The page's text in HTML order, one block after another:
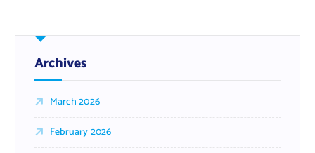
Archives
March 2026
February 2026